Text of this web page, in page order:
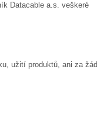
Datacable a.s. veškeré
užití produktů, ani za